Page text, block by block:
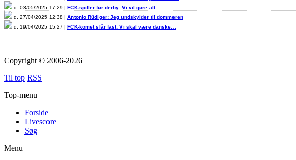
d. 03/05/2025 17:29 | FCK-spiller før derby: Vi vil gøre alt…
d. 27/04/2025 12:38 | Antonio Rüdiger: Jeg undskylder til dommeren
d. 19/04/2025 15:27 | FCK-komet slår fast: Vi skal være danske…
Copyright © 2006-2026
Til top RSS
Top-menu
Forside
Livescore
Søg
Menu